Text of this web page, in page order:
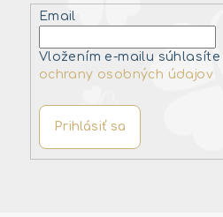
Email
Vložením e-mailu súhlasíte
ochrany osobných údajov
Prihlásiť sa